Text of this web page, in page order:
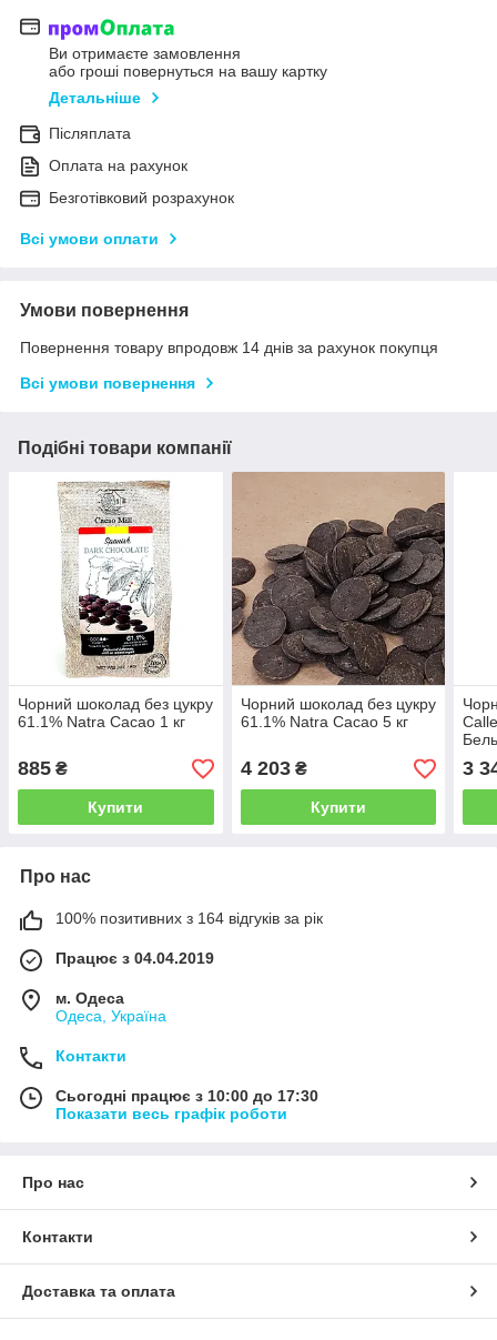
Ви отримаєте замовлення
або гроші повернуться на вашу картку
Детальніше
Післяплата
Оплата на рахунок
Безготівковий розрахунок
Всі умови оплати
Умови повернення
Повернення товару впродовж 14 днів за рахунок покупця
Всі умови повернення
Подібні товари компанії
Чорний шоколад без цукру
61.1% Natra Cacao 1 кг
885 ₴
Купити
Чорний шоколад без цукру
61.1% Natra Cacao 5 кг
4 203₴
Купити
3
Про нас
100% позитивних з 164 відгуків за рік
Працює з 04.04.2019
м. Одеса
Одеса, Україна
Контакти
Сьогодні працює з 10:00 до 17:30
Показати весь графік роботи
Про нас
Контакти
Доставка та оплата